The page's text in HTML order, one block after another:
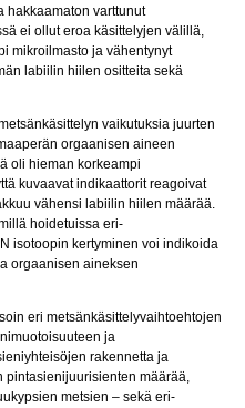
hakkaamaton varttunut
ei ollut eroa käsittelyjen välillä,
mikroilmasto ja vähentynyt
labiilin hiilen ositteita sekä
vaikutuksia juurten
orgaanisen aineen
oli hieman korkeampi
kuvaavat indikaattorit reagoivat
vähensi labiilin hiilen määrää.
hoidetuissa eri-
N isotoopin kertyminen voi indikoida
orgaanisen aineksen
eri metsänkäsittelyvaihtoehtojen
ja
rakennetta ja
pintasienijuurisienten määrää,
metsien – sekä eri-